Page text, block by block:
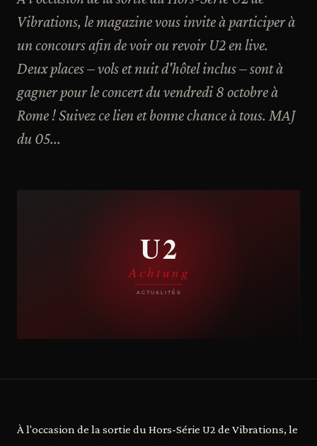
Vibrations, le magazine vous invite à participer à
un concours afin de voir ou revoir U2 en live.
Deux places – vols et nuit d'hôtel inclus – sont à
gagner pour le concert du vendredi 8 octobre à
Rome ! Suivez ce lien et bonne chance à tous. MAJ
du 05...
À l'occasion de la sortie du Hors-Série U2 de Vibrations, le